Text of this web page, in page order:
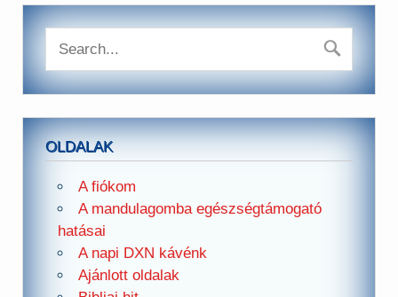
OLDALAK
A fiókom
A mandulagomba egészségtámogató
hatásai
A napi DXN kávénk
Ajánlott oldalak